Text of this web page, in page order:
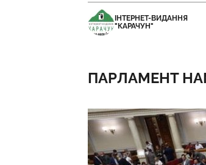
ІНТЕРНЕТ-ВИДАННЯ
"КАРАЧУН"
ПАРЛАМЕНТ